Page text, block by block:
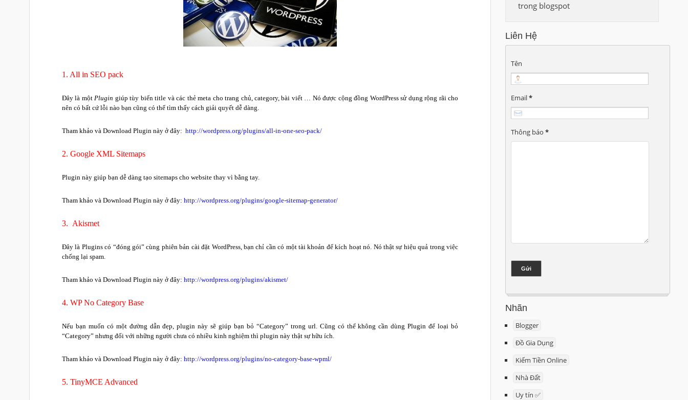
1. All in SEO pack
Đây là mộtPlugin giúp tùy biến title và các thẻ meta cho trang chủ, category, bài viết … Nó được cộng đồng WordPress sử dụng rộng rãi cho
nên có bất cứ lỗi nào bạn cũng có thể tìm thấy cách giải quyết dễ dàng.
Tham khảo và Download Plugin này ở đây: http://wordpress.org/plugins/all-in-one-seo-pack/
2. Google XML Sitemaps
Plugin này giúp bạn dễ dàng tạo sitemaps cho website thay vì bằng tay.
Tham khảo và Download Plugin này ở đây: http://wordpress.org/plugins/google-sitemap-generator/
3. Akismet
Đây là Plugins có “đóng gói” cùng phiên bản cài đặt WordPress, bạn chỉ cần có một tài khoản để kích hoạt nó. Nó thật sự hiệu quả trong việc
chống lại spam.
Tham khảo và Download Plugin này ở đây: http://wordpress.org/plugins/akismet/
4. WP No Category Base
Nếu bạn muốn có một đường dẫn đẹp, plugin này sẽ giúp bạn bỏ “Category” trong url. Cũng có thể không cần dùng Plugin để loại bỏ
“Category” nhưng đối với những người chưa có nhiều kinh nghiệm thì plugin này thật sự hữu ích.
Tham khảo và Download Plugin này ở đây: http://wordpress.org/plugins/no-category-base-wpml/
5. TinyMCE Advanced
trong blogspot
Liên Hệ
Tên
Email*
Thông báo *
Nhãn
Blogger
Đồ Gia Dụng
Kiếm Tiền Online
Nhà Đất
Uy tín ✅